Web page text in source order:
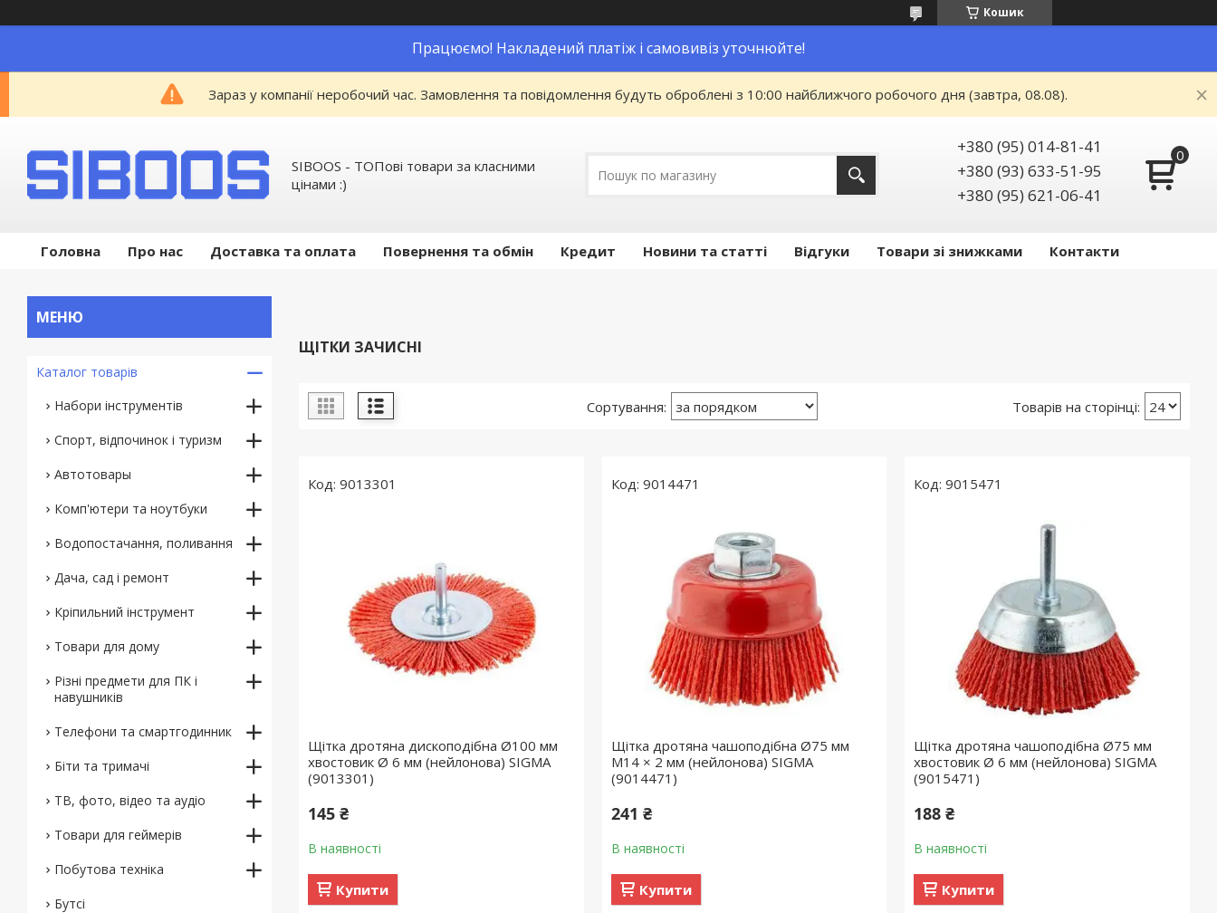
Кошик
Працюємо! Накладений платіж і самовивіз уточнюйте!
Зараз у компанії неробочий час. Замовлення та повідомлення будуть оброблені з 10:00 найближчого робочого дня (завтра, 08.08).
SIBOOS - ТОПові товари за класними
цінами :)
+380 (95) 014-81-41
+380 (93) 633-51-95
+380 (95) 621-06-41
Головна Про нас Доставка та оплата Повернення та обмін Кредит Новини та статті Відгуки Товари зі знижками Контакти
ЩІТКИ ЗАЧИСНІ
9013301
Щітка дротяна дископодібна Ø100 мм
хвостовик Ø 6 мм (нейлонова) SIGMA
(9013301)
145 ₴
В наявності
Купити
9014471
Щітка дротяна чашоподібна Ø75 мм
М14 × 2 мм (нейлонова) SIGMA
(9014471)
241 ₴
В наявності
Купити
9015471
Щітка дротяна чашоподібна Ø75 мм
хвостовик Ø 6 мм (нейлонова) SIGMA
(9015471)
188 ₴
В наявності
Купити
Каталог товарів
Набори інструментів
Спорт, відпочинок і туризм
Автотовары
Комп'ютери та ноутбуки
Водопостачання, поливання
Дача, сад і ремонт
Кріпильний інструмент
Товари для дому
Різні предмети для ПК і
навушників
Телефони та смартгодинник
Біти та тримачі
ТВ, фото, відео та аудіо
Товари для геймерів
Побутова техніка
Бутсі